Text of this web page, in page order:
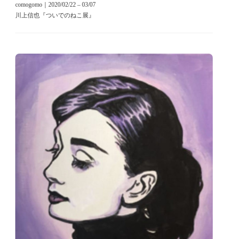
comogomo｜2020/02/22 – 03/07
川上信也『ついでのねこ展』